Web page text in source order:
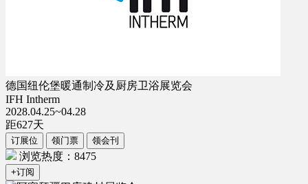
德国纽伦堡暖通制冷及厨房卫浴展览会
IFH Intherm
2028.04.25~04.28
距627天
订展位 领门票 领会刊
浏览热度：8475
+订阅